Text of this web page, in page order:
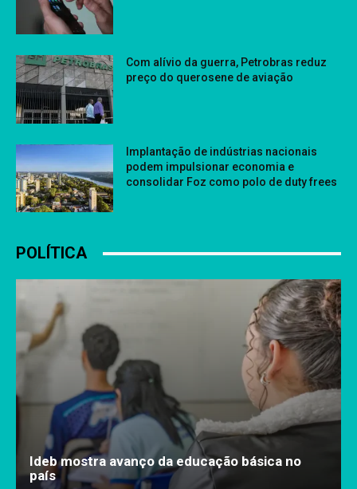
Com alívio da guerra, Petrobras reduz
preço do querosene de aviação
Implantação de indústrias nacionais
podem impulsionar economia e
consolidar Foz como polo de duty frees
POLÍTICA
Ideb mostra avanço da educação básica no
país